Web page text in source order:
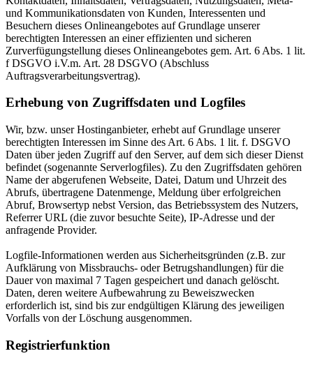
und Kommunikationsdaten von Kunden, Interessenten und
Besuchern dieses Onlineangebotes auf Grundlage unserer
berechtigten Interessen an einer effizienten und sicheren
Zurverfügungstellung dieses Onlineangebotes gem. Art. 6 Abs. 1 lit.
f DSGVO i.V.m. Art. 28 DSGVO (Abschluss
Auftragsverarbeitungsvertrag).
Erhebung von Zugriffsdaten und Logfiles
Wir, bzw. unser Hostinganbieter, erhebt auf Grundlage unserer
berechtigten Interessen im Sinne des Art. 6 Abs. 1 lit. f. DSGVO
Daten über jeden Zugriff auf den Server, auf dem sich dieser Dienst
befindet (sogenannte Serverlogfiles). Zu den Zugriffsdaten gehören
Name der abgerufenen Webseite, Datei, Datum und Uhrzeit des
Abrufs, übertragene Datenmenge, Meldung über erfolgreichen
Abruf, Browsertyp nebst Version, das Betriebssystem des Nutzers,
Referrer URL (die zuvor besuchte Seite), IP-Adresse und der
anfragende Provider.
Logfile-Informationen werden aus Sicherheitsgründen (z.B. zur
Aufklärung von Missbrauchs- oder Betrugshandlungen) für die
Dauer von maximal 7 Tagen gespeichert und danach gelöscht.
Daten, deren weitere Aufbewahrung zu Beweiszwecken
erforderlich ist, sind bis zur endgültigen Klärung des jeweiligen
Vorfalls von der Löschung ausgenommen.
Registrierfunktion